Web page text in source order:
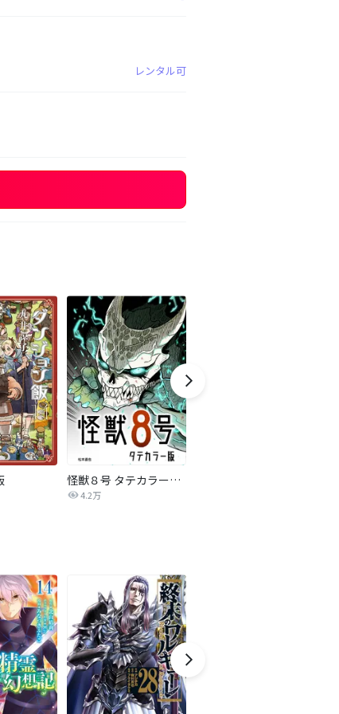
レンタル可
怪獣８号 タテカラー版【タテヨミ】
4.2万